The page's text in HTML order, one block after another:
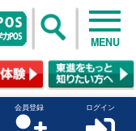
MENU
会員登録 ログイン